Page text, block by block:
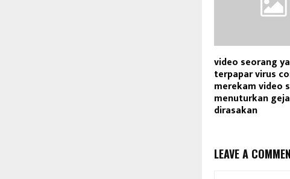
video seorang
terpapar virus
merekam video
menuturkan
dirasakan
LEAVE A